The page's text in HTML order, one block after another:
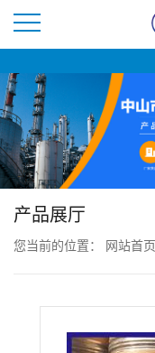
司
首
页
公
产品展厅
您当前的位置： 网站首页